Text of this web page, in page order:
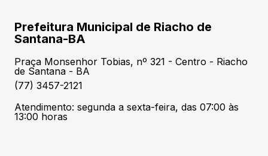
Prefeitura Municipal de Riacho de
Santana-BA
Praça Monsenhor Tobias, nº 321 - Centro - Riacho
de Santana - BA
(77) 3457-2121
Atendimento: segunda a sexta-feira, das 07:00 às
13:00 horas